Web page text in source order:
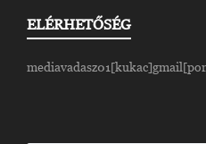
ELÉRHETŐSÉG